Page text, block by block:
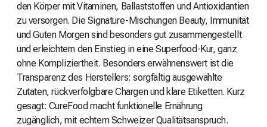
den Körper mit Vitaminen, Ballaststoffen und Antioxidantien
zu versorgen. Die Signature-Mischungen Beauty, Immunität
und Guten Morgen sind besonders gut zusammengestellt
und erleichtern den Einstieg in eine Superfood-Kur, ganz
ohne Kompliziertheit. Besonders erwähnenswert ist die
Transparenz des Herstellers: sorgfältig ausgewählte
Zutaten, rückverfolgbare Chargen und klare Etiketten. Kurz
gesagt: CureFood macht funktionelle Ernährung
zugänglich, mit echtem Schweizer Qualitätsanspruch.